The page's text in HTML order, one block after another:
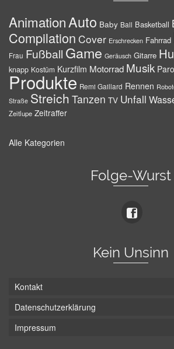
AnimationAuto Baby Ball Basketball
Compilation Cover Erschrecken Fahrrad
Frau Fußball Game Geräusch Gitarre
knapp Kostüm Kurzfilm Motorrad Musik
Produkte Remi Gaillard Rennen
Straße Streich Tanzen TV Unfall
Zeitlupe Zeitraffer
Alle Kategorien
Folge-Wurst
Kein Unsinn
Kontakt
Datenschutzerklärung
Impressum